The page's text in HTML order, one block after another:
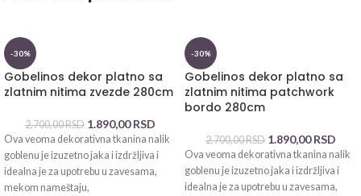
-30%
Gobelinos dekor platno sa
zlatnim nitima zvezde 280cm
2.700,00RSD 1.890,00RSD
Ova veoma dekorativna tkanina nalik
goblenu je izuzetno jaka i izdržljiva i
idealna je za upotrebu u zavesama,
mekom nameštaju,
-30%
Gobelinos dekor platno sa
zlatnim nitima patchwork
bordo 280cm
2.700,00RSD 1.890,00RSD
Ova veoma dekorativna tkanina nalik
goblenu je izuzetno jaka i izdržljiva i
idealna je za upotrebu u zavesama,